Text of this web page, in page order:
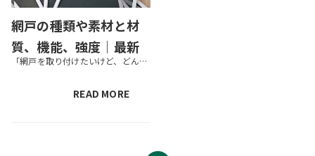
網戸の種類や素材と材
質、機能、強度｜最新
の網戸事情を知ろう
「網戸を取り付けたいけど、どんな種類や機能があるのかわからない」という方も多いのではないでしょうか？実は、網戸にも様々な「種類」「素材」「機能」があります。取り付ける場所に最適な網戸を選択することが必要です。そこで今回は...
READ MORE